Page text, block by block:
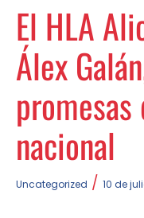
El HLA
Álex
nacional
Uncategorized / 10 de